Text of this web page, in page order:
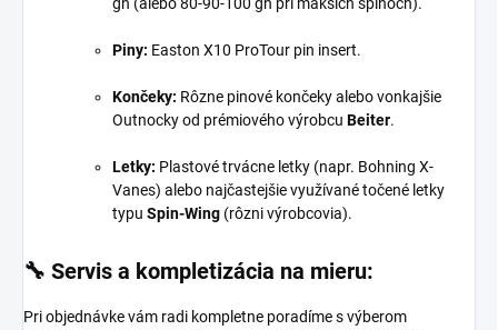
gn (alebo 80-90-100 gn pri mäkších spinoch).
Piny: Easton X10 ProTour pin insert.
Končeky: Rôzne pinové končeky alebo vonkajšie
Outnocky od prémiového výrobcu Beiter.
Letky: Plastové trvácne letky (napr. Bohning X-
Vanes) alebo najčastejšie využívané točené letky
typu Spin-Wing (rôzni výrobcovia).
🔧 Servis a kompletizácia na mieru:
Pri objednávke vám radi kompletne poradíme s výberom